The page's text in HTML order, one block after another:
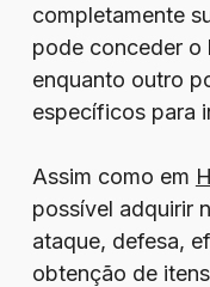
completamente
pode conceder o
enquanto outro
específicos para
Assim como em
possível adquirir
ataque, defesa,
obtenção de